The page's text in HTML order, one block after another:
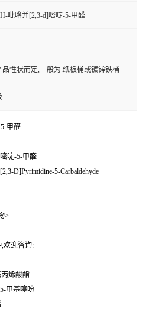
吡咯并[2,3-d]嘧啶-5-甲醛
品性状而定,一般为:纸板桶或镀锌铁桶
甲醛
啶-5-甲醛
D]Pyrimidine-5-Carbaldehyde
>
欢迎咨询:
丙烯酸酯
甲基噻吩